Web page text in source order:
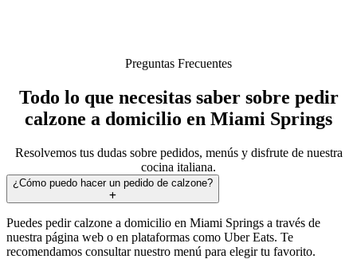
Preguntas Frecuentes
Todo lo que necesitas saber sobre pedir
calzone a domicilio en Miami Springs
Resolvemos tus dudas sobre pedidos, menús y disfrute de nuestra
cocina italiana.
¿Cómo puedo hacer un pedido de calzone?
Puedes pedir calzone a domicilio en Miami Springs a través de
nuestra página web o en plataformas como Uber Eats. Te
recomendamos consultar nuestro menú para elegir tu favorito.